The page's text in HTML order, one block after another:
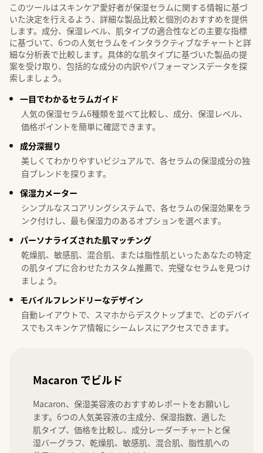
このツールはスキンケア愛好者が保湿セラムに関する情報に基づ
いた決定を行えるよう、詳細な製品比較と個別のおすすめを提供
します。成分、保湿レベル、肌タイプの適合性などの主要な指標
に基づいて、6つの人気セラムをインタラクティブなチャートと詳
細な分析表で比較します。具体的な肌タイプに基づいた製品の提
案を受け取り、包括的な成分の内訳やパフォーマンスデータを探
索しましょう。
一目でわかるセラムガイド
人気の保湿セラム6種類を並べて比較し、成分、保湿レベル、
価格ポイントを簡単に確認できます。
成分深掘り
美しくてわかりやすいビジュアルで、各セラムの保湿成分の独
自ブレンドを探ります。
保湿力メーター
シンプルなスコアリングシステムで、各セラムの保湿効果をラ
ンク付けし、最も保湿力のあるオプションを選べます。
パーソナライズされた肌マッチング
乾燥肌、敏感肌、混合肌、または脂性肌といったあなたの特定
の肌タイプに合わせたカスタム推薦で、完璧なセラムを見つけ
ましょう。
モバイルフレンドリーなデザイン
自動レイアウトで、スマホからデスクトップまで、どのデバイ
スでもスキンケア情報にシームレスにアクセスできます。
Macaron でビルド
Macaron、保湿美容液のおすすめレポートをお願いし
ます。6つの人気美容液の主成分、保湿指数、適した
肌タイプ、価格を比較し、成分レーダーチャートと保
湿バーグラフ、乾燥肌、敏感肌、混合肌、脂性肌への